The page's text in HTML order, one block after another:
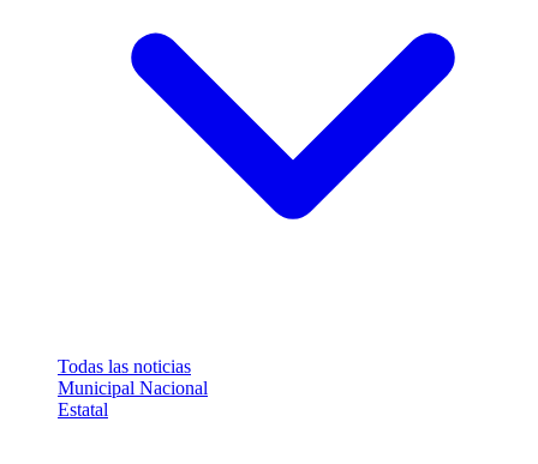
Todas las noticias
Municipal Nacional
Estatal